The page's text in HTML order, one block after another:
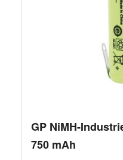
GP NiMH-
750 mAh